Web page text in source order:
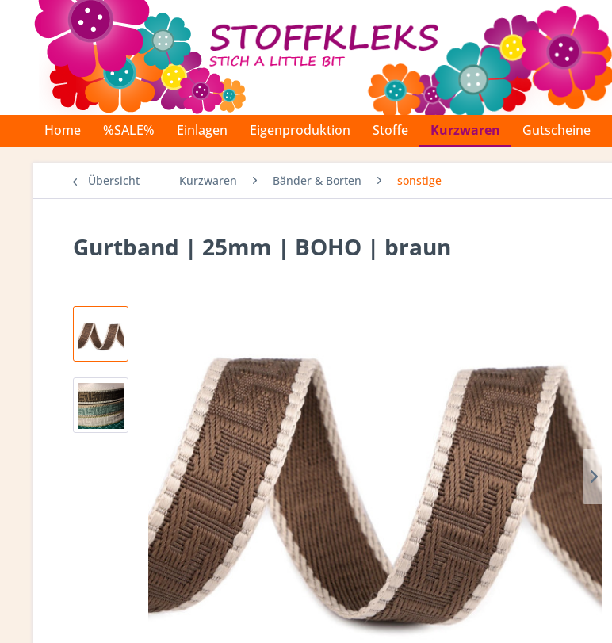
Home %SALE% Einlagen Eigenproduktion Stoffe Kurzwaren Gutscheine
Übersicht Kurzwaren Bänder & Borten sonstige
Gurtband | 25mm | BOHO | braun